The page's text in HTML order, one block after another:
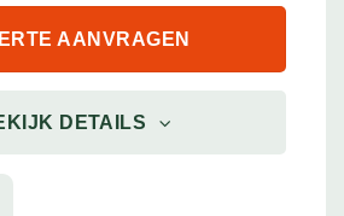
AANVRAGEN
DETAILS